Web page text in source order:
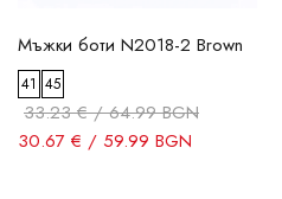
Мъжки боти N2018-2 Brown
41 45
33.23 € / 64.99 BGN
30.67 € / 59.99 BGN